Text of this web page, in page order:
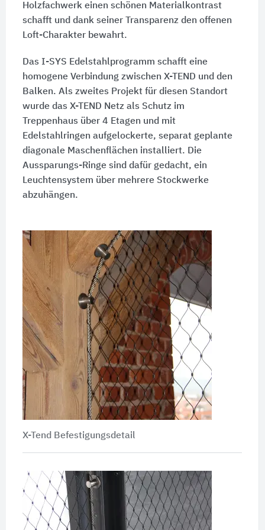
Holzfachwerk einen schönen Materialkontrast
schafft und dank seiner Transparenz den offenen
Loft-Charakter bewahrt.
Das I-SYS Edelstahlprogramm schafft eine
homogene Verbindung zwischen X-TEND und den
Balken. Als zweites Projekt für diesen Standort
wurde das X-TEND Netz als Schutz im
Treppenhaus über 4 Etagen und mit
Edelstahlringen aufgelockerte, separat geplante
diagonale Maschenflächen installiert. Die
Aussparungs-Ringe sind dafür gedacht, ein
Leuchtensystem über mehrere Stockwerke
abzuhängen.
X-Tend Befestigungsdetail